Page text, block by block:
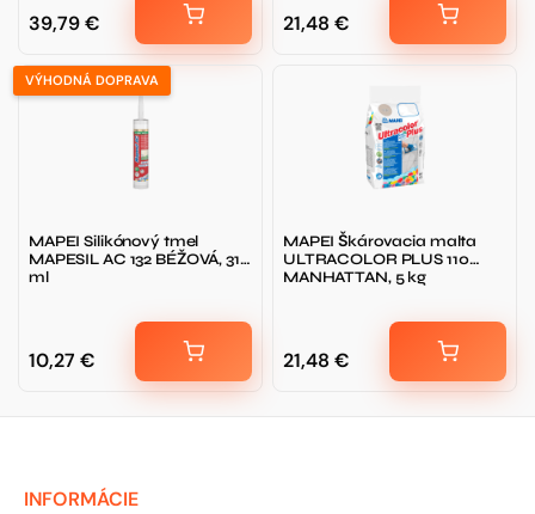
39,79€ 21,48 €
VÝHODNÁ DOPRAVA
MAPEI Silikónový tmel
MAPESIL AC 132 BÉŽOVÁ, 310
ml
10,27 €
MAPEI Škárovacia malta
ULTRACOLOR PLUS 110
MANHATTAN, 5 kg
21,48 €
INFORMÁCIE